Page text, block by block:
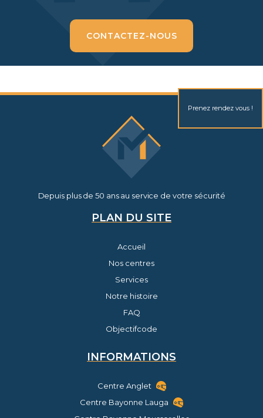
Prenez rendez vous !
CONTACTEZ-NOUS
Depuis plus de 50 ans au service de votre sécurité
PLAN DU SITE
Accueil
Nos centres
Services
Notre histoire
FAQ
Objectifcode
INFORMATIONS
Centre Anglet
Centre Bayonne Lauga